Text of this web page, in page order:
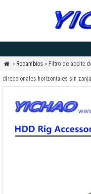
 » Recambios » Filtro de aceite
direccionales horizontales sin
Dilong/Vermeer / Zoomlion / Terra
Trennchless